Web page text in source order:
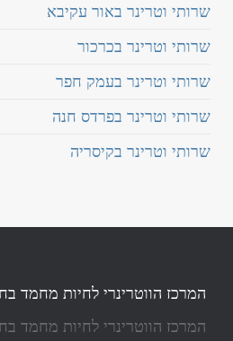
שרותי וטרינר באור עקיבא
שרותי וטרינר בכרכור
שרותי וטרינר בעמק חפר
שרותי וטרינר בפרדס חנה
שרותי וטרינר בקיסריה
המרכז הווטרינרי לחיות מחמד
המרכז הווטרינרי לחיות מחמד